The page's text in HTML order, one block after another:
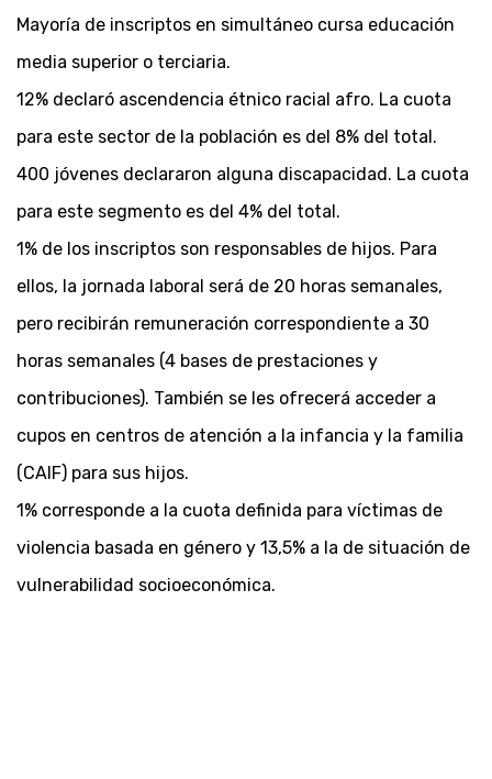
Mayoría de inscriptos en simultáneo cursa educación
media superior o terciaria.
12% declaró ascendencia étnico racial afro. La cuota
para este sector de la población es del 8% del total.
400 jóvenes declararon alguna discapacidad. La cuota
para este segmento es del 4% del total.
1% de los inscriptos son responsables de hijos. Para
ellos, la jornada laboral será de 20 horas semanales,
pero recibirán remuneración correspondiente a 30
horas semanales (4 bases de prestaciones y
contribuciones). También se les ofrecerá acceder a
cupos en centros de atención a la infancia y la familia
(CAIF) para sus hijos.
1% corresponde a la cuota definida para víctimas de
violencia basada en género y 13,5% a la de situación de
vulnerabilidad socioeconómica.